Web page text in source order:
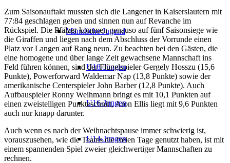
Männliche Jugend
U18-Jungen
U16-Jungen
U14-Jungen
Zum Saisonauftakt mussten sich die Langener in Kaiserslautern mit
77:84 geschlagen geben und sinnen nun auf Revanche im
Rückspiel. Die Pfälzer kommen genauso auf fünf Saisonsiege wie
die Giraffen und liegen nach dem Abschluss der Vorrunde einen
Platz vor Langen auf Rang neun. Zu beachten bei den Gästen, die
eine homogene und über lange Zeit gewachsene Mannschaft ins
Feld führen können, sind der Flügelspieler Gergely Hosszu (15,6
Punkte), Powerforward Waldemar Nap (13,8 Punkte) sowie der
amerikanische Centerspieler John Barber (12,8 Punkte). Auch
Aufbauspieler Ronny Weihmann bringt es mit 10,1 Punkten auf
einen zweistelligen Punkteschnitt, Aron Ellis liegt mit 9,6 Punkten
auch nur knapp darunter.
Auch wenn es nach der Weihnachtspause immer schwierig ist,
vorauszusehen, wie die Teams die freien Tage genutzt haben, ist mit
einem spannenden Spiel zweier gleichwertiger Mannschaften zu
rechnen.